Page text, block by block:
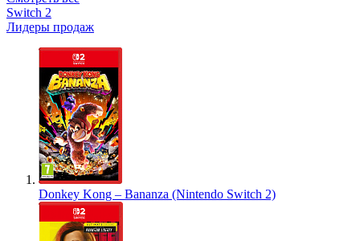
Switch 2
Лидеры продаж
Donkey Kong – Bananza (Nintendo Switch 2)